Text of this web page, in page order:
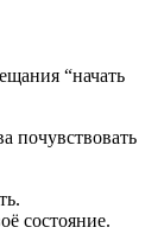
“начать
почувствовать
состояние.